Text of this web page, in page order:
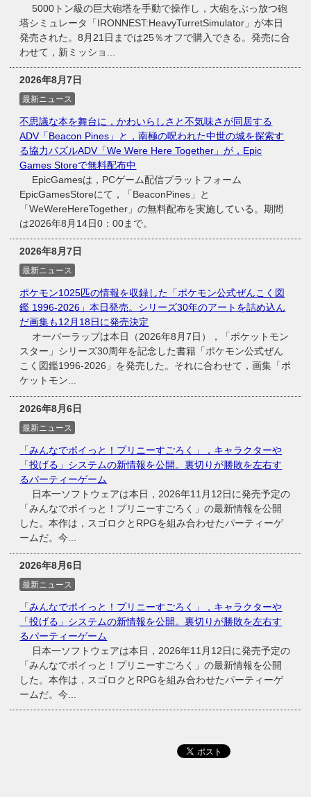
5000トン級の巨大砲塔を手動で操作し，大砲をぶっ放つ砲
塔シミュレータ「IRONNEST:HeavyTurretSimulator」が本日
発売された。8月21日までは25％オフで購入できる。発売に合
わせて，新ミッショ...
2026年8月7日
最新ニュース
不思議な本を舞台に，かわいらしさと不気味さが同居する
ADV「Beacon Pines」と，南極の呪われた中世の城を探索す
る協力パズルADV「We Were Here Together」が，Epic
Games Storeで無料配布中
EpicGamesは，PCゲーム配信プラットフォーム
EpicGamesStoreにて，「BeaconPines」と
「WeWereHereTogether」の無料配布を実施している。期間
は2026年8月14日0：00まで。
2026年8月7日
最新ニュース
ポケモン1025匹の情報を収録した「ポケモン公式ぜんこく図
鑑 1996-2026」本日発売。シリーズ30年のアートを詰め込ん
だ画集も12月18日に発売決定
オーバーラップは本日（2026年8月7日），「ポケットモン
スター」シリーズ30周年を記念した書籍「ポケモン公式ぜん
こく図鑑1996-2026」を発売した。それに合わせて，画集「ポ
ケットモン...
2026年8月6日
最新ニュース
「みんなでポイっと！プリニーすごろく」，キャラクターや
「投げる」システムの新情報を公開。裏切りが勝敗を左右す
るパーティーゲーム
日本一ソフトウェアは本日，2026年11月12日に発売予定の
「みんなでポイっと！プリニーすごろく」の最新情報を公開
した。本作は，スゴロクとRPGを組み合わせたパーティーゲ
ームだ。今...
2026年8月6日
最新ニュース
「みんなでポイっと！プリニーすごろく」，キャラクターや
「投げる」システムの新情報を公開。裏切りが勝敗を左右す
るパーティーゲーム
日本一ソフトウェアは本日，2026年11月12日に発売予定の
「みんなでポイっと！プリニーすごろく」の最新情報を公開
した。本作は，スゴロクとRPGを組み合わせたパーティーゲ
ームだ。今...